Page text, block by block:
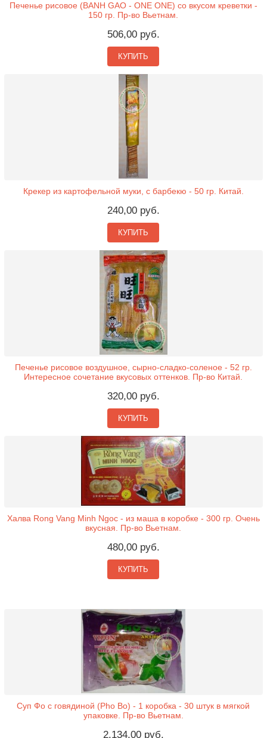
Печенье рисовое (BANH GAO - ONE ONE) со вкусом креветки -
150 гр. Пр-во Вьетнам.
506,00 руб.
КУПИТЬ
Крекер из картофельной муки, с барбекю - 50 гр. Китай.
240,00 руб.
КУПИТЬ
Печенье рисовое воздушное, сырно-сладко-соленое - 52 гр.
Интересное сочетание вкусовых оттенков. Пр-во Китай.
320,00 руб.
КУПИТЬ
Халва Rong Vang Minh Ngoc - из маша в коробке - 300 гр. Очень
вкусная. Пр-во Вьетнам.
480,00 руб.
КУПИТЬ
Суп Фо с говядиной (Pho Bo) - 1 коробка - 30 штук в мягкой
упаковке. Пр-во Вьетнам.
2.134,00 руб.